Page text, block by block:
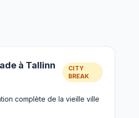
à Tallinn
CITY
BREAK
complète de la vieille ville